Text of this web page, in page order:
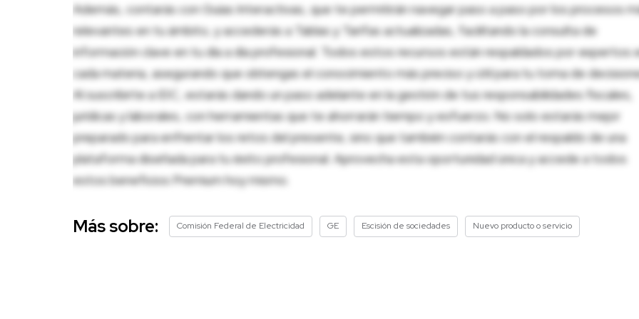
Además, contarás con Guías Interactivas, que te permitirán navegar paso a paso por los procesos
relevantes en tu ámbito, y accederás a Tablas y Tarifas actualizadas, facilitando la consulta de
información clave en tu día a día profesional. Todos estos recursos están respaldados por expertos
cada materia, asegurando que obtengas el conocimiento más preciso y útil para tu toma de
Al suscribirte a IDC, estarás dando un paso adelante en la gestión de tus responsabilidades fiscales,
jurídicas y laborales, con herramientas que te ahorrarán tiempo y esfuerzo. No solo estarás mejor
preparado para enfrentar los retos del presente, sino que también contarás con el respaldo de una
plataforma diseñada para tu éxito profesional. Aprovecha esta oportunidad única y accede a todos
estos beneficios Premium hoy mismo.
Más sobre: Comisión Federal de Electricidad GE Escisión de sociedades Nuevo producto o servicio